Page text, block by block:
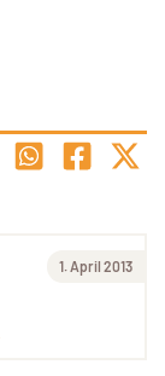
1. April 2013